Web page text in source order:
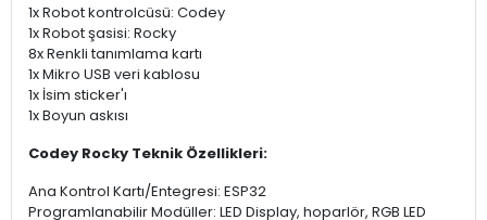
1x Robot kontrolcüsü: Codey
1x Robot şasisi: Rocky
8x Renkli tanımlama kartı
1x Mikro USB veri kablosu
1x İsim sticker'ı
1x Boyun askısı
Codey Rocky Teknik Özellikleri:
Ana Kontrol Kartı/Entegresi: ESP32
Programlanabilir Modüller: LED Display, hoparlör, RGB LED